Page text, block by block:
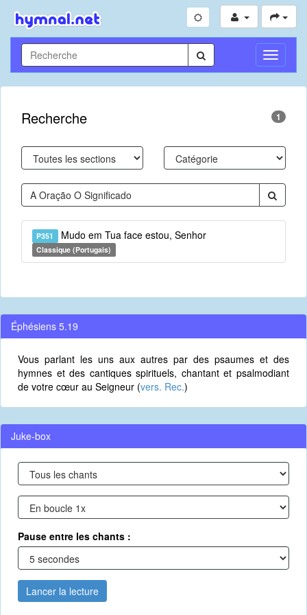
Toggle
Recherche 1
P351 Mudo em Tua face estou, Senhor
Classique (Portugais)
Éphésiens 5.19
Vous parlant les uns aux autres par des psaumes et des
hymnes et des cantiques spirituels, chantant et psalmodiant
de votre cœur au Seigneur (vers. Rec.)
Juke-box
Pause entre les chants :
Lancer la lecture